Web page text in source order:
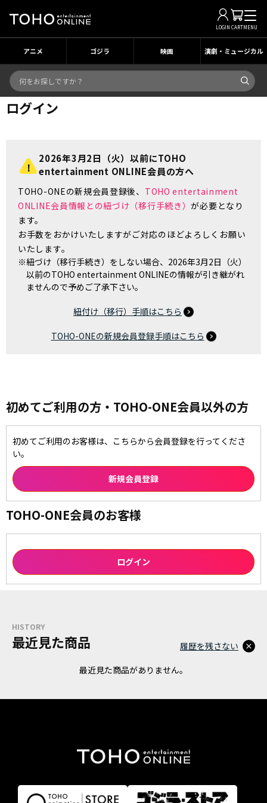
LOGIN CARTMENU
アニメ ゴジラ 映画 演劇・ミュージカル
ログイン
2026年3月2日（火）以前にTOHO
entertainment ONLINE会員の方へ
TOHO-ONEの新規会員登録後、 TOHO entertainment
ONLINE会員情報との紐づけ（移行手続き）が必要となり
ます。
お手数をおかけいたしますがご対応のほどよろしくお願い
いたします。
※紐づけ（移行手続き）をしない場合、2026年3月2日（火）
以前のTOHO entertainment ONLINEの情報が引き継がれ
ませんので予めご了承下さい。
紐付け（移行）手順はこちら
TOHO-ONEの新規会員登録手順はこちら
初めてご利用の方・TOHO-ONE会員以外の方
初めてご利用のお客様は、こちらから会員登録を行ってくださ
い。
TOHO-ONE会員のお客様
HISTORY
最近見た商品
最近見た商品がありません。
履歴を残さない